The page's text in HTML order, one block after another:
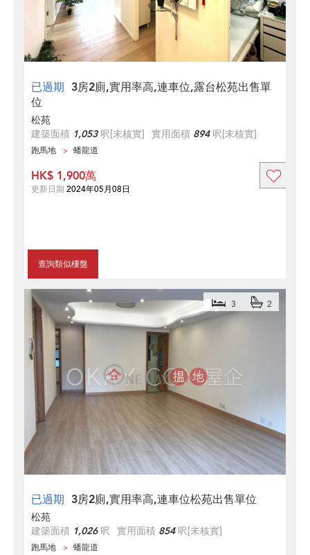
已過期 3房2廁,實用率高,連車位,露台松苑出售單
位
松苑
建築面積 1,053呎[未核實] 實用面積 894呎[未核實]
跑馬地 蟠龍道
查詢類似樓盤
HK$ 1,900萬
更新日期 2024年05月08日
已過期 3房2廁,實用率高,連車位松苑出售單位
3 2
松苑
建築面積 1,026呎 實用面積 854呎[未核實]
跑馬地 蟠龍道